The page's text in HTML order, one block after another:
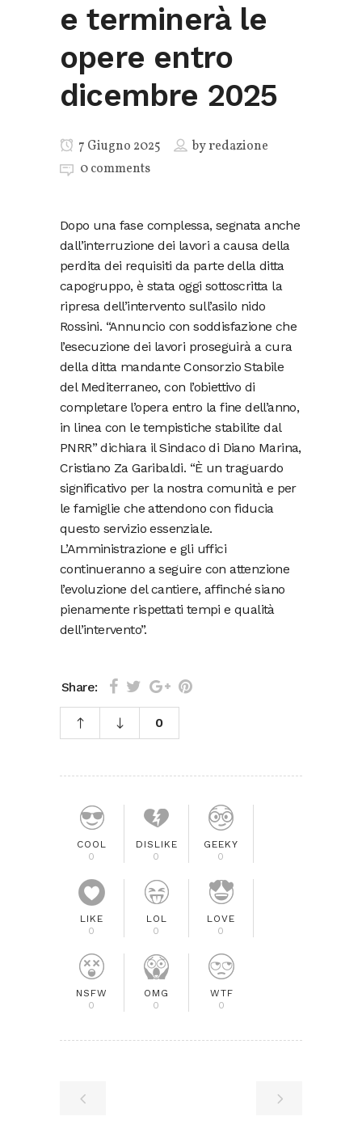
e terminerà le
opere entro
dicembre 2025
7 Giugno 2025 byredazione
0 comments
Dopo una fase complessa, segnata anche
dall’interruzione dei lavori a causa della
perdita dei requisiti da parte della ditta
capogruppo, è stata oggi sottoscritta la
ripresa dell’intervento sull’asilo nido
Rossini. “Annuncio con soddisfazione che
l’esecuzione dei lavori proseguirà a cura
della ditta mandante Consorzio Stabile
del Mediterraneo, con l’obiettivo di
completare l’opera entro la fine dell’anno,
in linea con le tempistiche stabilite dal
PNRR” dichiara il Sindaco di Diano Marina,
Cristiano Za Garibaldi. “È un traguardo
significativo per la nostra comunità e per
le famiglie che attendono con fiducia
questo servizio essenziale.
L’Amministrazione e gli uffici
continueranno a seguire con attenzione
l’evoluzione del cantiere, affinché siano
pienamente rispettati tempi e qualità
dell’intervento”.
Share:
0
COOL
0
DISLIKE
0
GEEKY
0
LIKE
0
LOL
0
LOVE
0
NSFW
0
OMG
0
WTF
0